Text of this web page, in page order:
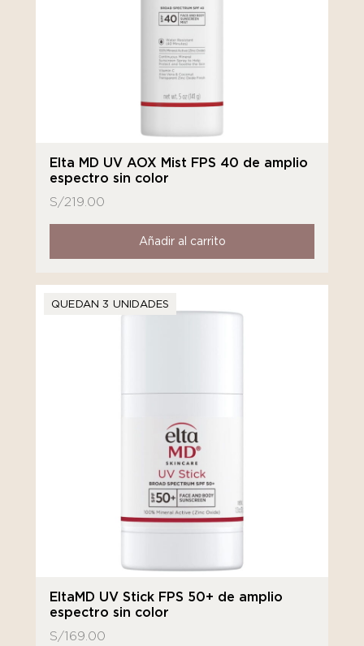
Elta MD UV AOX Mist FPS 40 de amplio
espectro sin color
S/219.00
Añadir al carrito
QUEDAN 3 UNIDADES
EltaMD UV Stick FPS 50+ de amplio
espectro sin color
S/169.00